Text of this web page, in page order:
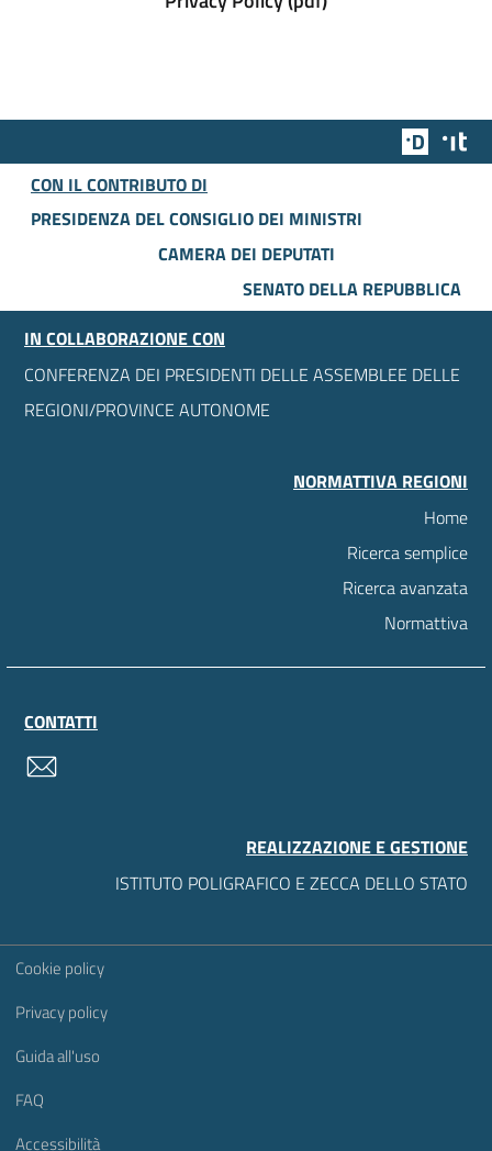
Team
CON IL CONTRIBUTO DI
PRESIDENZA DEL CONSIGLIO DEI MINISTRI
CAMERA DEI DEPUTATI
SENATO DELLA REPUBBLICA
IN COLLABORAZIONE CON
CONFERENZA DEI PRESIDENTI DELLE ASSEMBLEE DELLE
REGIONI/PROVINCE AUTONOME
NORMATTIVA REGIONI
Home
Ricerca semplice
Ricerca avanzata
Normattiva
CONTATTI
REALIZZAZIONE E GESTIONE
ISTITUTO POLIGRAFICO E ZECCA DELLO STATO
Sezione Link Utili
Cookie policy
Privacy policy
Guida all'uso
FAQ
Accessibilità